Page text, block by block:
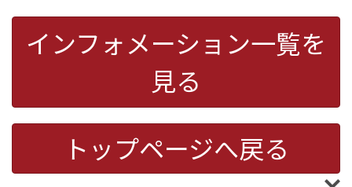
インフォメーション一覧を
見る
トップページへ戻る